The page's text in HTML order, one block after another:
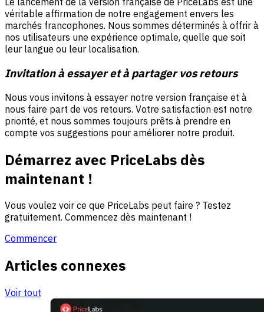
véritable affirmation de notre engagement envers les
marchés francophones. Nous sommes déterminés à offrir à
nos utilisateurs une expérience optimale, quelle que soit
leur langue ou leur localisation.
Invitation à essayer et à partager vos retours
Nous vous invitons à essayer notre version française et à
nous faire part de vos retours. Votre satisfaction est notre
priorité, et nous sommes toujours prêts à prendre en
compte vos suggestions pour améliorer notre produit.
Démarrez avec PriceLabs dès
maintenant !
Vous voulez voir ce que PriceLabs peut faire ? Testez
gratuitement. Commencez dès maintenant !
Commencer
Articles connexes
Voir tout